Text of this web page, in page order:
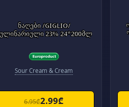
ნაღები /GIGLIO/
23% 24*200მლ
Sour Cream & Cream
6.95₾2.99₾